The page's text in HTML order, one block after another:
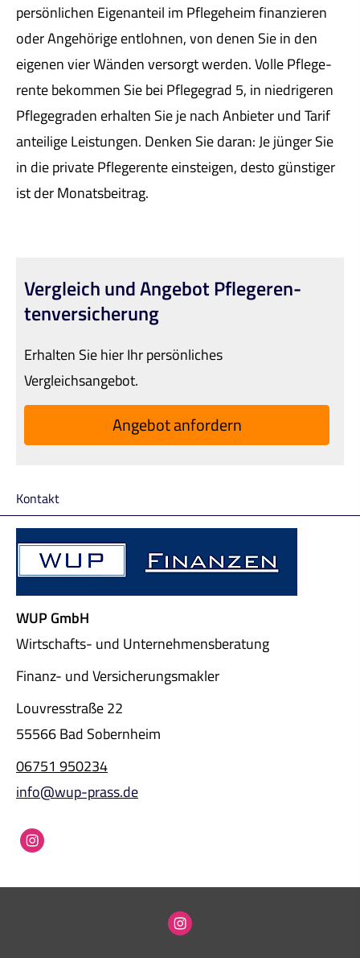
persönlichen Eigenanteil im Pflegeheim finanzieren
oder Angehörige entlohnen, von denen Sie in den
eigenen vier Wänden versorgt werden. Volle Pfle­ge­
ren­te bekommen Sie bei Pflegegrad 5, in niedrigeren
Pflegegraden erhalten Sie je nach Anbieter und Tarif
anteilige Leistungen. Denken Sie daran: Je jünger Sie
in die private Pfle­ge­ren­te einsteigen, desto günstiger
ist der Monatsbeitrag.
Vergleich und Angebot Pfle­ge­ren­
tenversicherung
Erhalten Sie hier Ihr persönliches
Vergleichsangebot.
An­ge­bot an­for­dern
Kontakt
WUP GmbH
Wirtschafts- und Unternehmensberatung
Finanz- und Ver­sicherungs­makler
Louvresstraße 22
55566 Bad Sobernheim
06751 950234
info@wup-prass.de